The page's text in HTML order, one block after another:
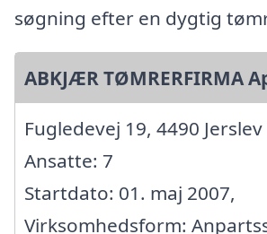
søgning efter en dygtig
ABKJÆR TØMRERFIRMA
Fugledevej 19, 4490
Ansatte: 7
Startdato: 01. maj 2007,
Virksomhedsform: